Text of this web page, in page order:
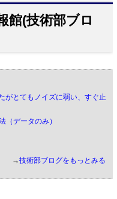
館(技術部ブロ
がとてもノイズに弱い、すぐ止
（データのみ）
→技術部ブログをもっとみる